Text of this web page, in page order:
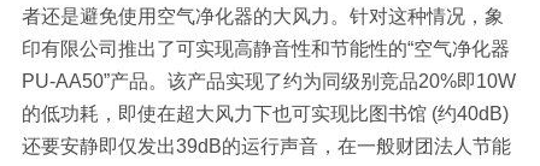
者还是避免使用空气净化器的大风力。针对这种情况，象
印有限公司推出了可实现高静音性和节能性的“空气净化器
PU-AA50”产品。该产品实现了约为同级别竞品20%即10W
的低功耗，即使在超大风力下也可实现比图书馆 (约40dB)
还要安静即仅发出39dB的运行声音，在一般财团法人节能